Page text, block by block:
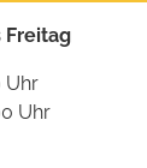
Freitag
Uhr
Uhr